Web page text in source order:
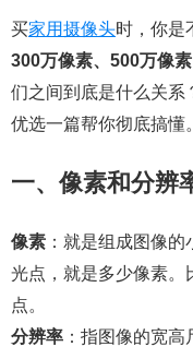
买家用摄像头时，你是
300万像素、500万像素
们之间到底是什么关系
优选一篇帮你彻底搞懂。
一、像素和分辨
像素 ：就是组成图像
光点，就是多少像素。
点。
分辨率 ：指图像的宽